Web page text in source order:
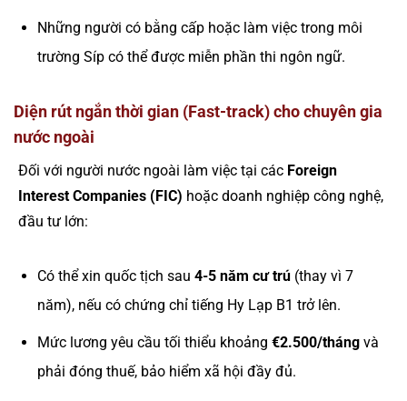
Những người có bằng cấp hoặc làm việc trong môi
trường Síp có thể được miễn phần thi ngôn ngữ.
Diện rút ngắn thời gian (Fast-track) cho chuyên gia
nước ngoài
Đối với người nước ngoài làm việc tại các Foreign
Interest Companies (FIC) hoặc doanh nghiệp công nghệ,
đầu tư lớn:
Có thể xin quốc tịch sau 4-5 năm cư trú(thay vì 7
năm), nếu có chứng chỉ tiếng Hy Lạp B1 trở lên.
Mức lương yêu cầu tối thiểu khoảng €2.500/thángvà
phải đóng thuế, bảo hiểm xã hội đầy đủ.